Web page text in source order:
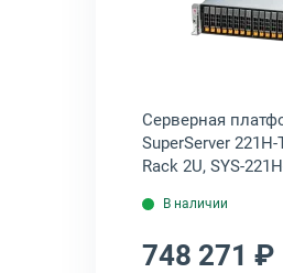
SuperServer 221H-TN24R 24x2.5"
товар: Серверная платформа
Серверная
SuperServer 221H-
Rack 2U, SYS-
В наличии
748 271 ₽